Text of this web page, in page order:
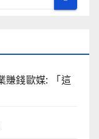
賺錢歐媒: 「這